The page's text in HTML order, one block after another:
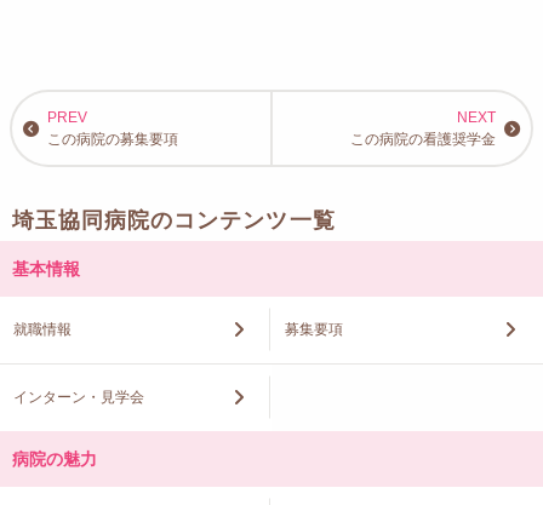
この病院の募集要項 この病院の看護奨学金
埼玉協同病院のコンテンツ一覧
基本情報
就職情報 募集要項
インターン・見学会
病院の魅力